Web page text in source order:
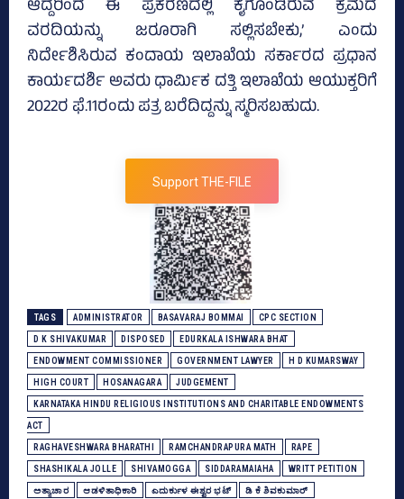
ಆದ್ದರಿಂದ ಈ ಪ್ರಕರಣದಲ್ಲಿ ಕೈಗೊಂಡಿರುವ ಕ್ರಮದ
ವರದಿಯನ್ನು ಜರೂರಾಗಿ ಸಲ್ಲಿಸಬೇಕು,’ ಎಂದು
ನಿರ್ದೇಶಿಸಿರುವ ಕಂದಾಯ ಇಲಾಖೆಯ ಸರ್ಕಾರದ ಪ್ರಧಾನ
ಕಾರ್ಯದರ್ಶಿ ಅವರು ಧಾರ್ಮಿಕ ದತ್ತಿ ಇಲಾಖೆಯ ಆಯುಕ್ತರಿಗೆ
2022ರ ಫೆ.11ರಂದು ಪತ್ರ ಬರೆದಿದ್ದನ್ನು ಸ್ಮರಿಸಬಹುದು.
Support THE-FILE
TAGS ADMINISTRATOR BASAVARAJ BOMMAI CPC SECTION
D K SHIVAKUMAR DISPOSED EDURKALA ISHWARA BHAT
ENDOWMENT COMMISSIONER GOVERNMENT LAWYER H D KUMARSWAY
HIGH COURT HOSANAGARA JUDGEMENT
KARNATAKA HINDU RELIGIOUS INSTITUTIONS AND CHARITABLE ENDOWMENTS
ACT
RAGHAVESHWARA BHARATHI RAMCHANDRAPURA MATH RAPE
SHASHIKALA JOLLE SHIVAMOGGA SIDDARAMAIAHA WRITT PETITION
ಅತ್ಯಾಚಾರ ಆಡಳಿತಾಧಿಕಾರಿ ಎದುರ್ಕುಳ ಈಶ್ವರ ಭಟ್‌ ಡಿ ಕೆ ಶಿವಕುಮಾರ್